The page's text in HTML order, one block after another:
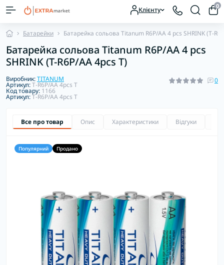
Клієнту 0
Батарейки Батарейка сольова Titanum R6P/AA 4 pcs SHRINK (T-
Батарейка сольова Titanum R6P/AA 4 pcs
SHRINK (T-R6P/AA 4pcs T)
Виробник:TITANUM
Артикул:T-R6P/AA 4pcs T
Код товару: 1166
Артикул:T-R6P/AA 4pcs T
0
Все про товар Опис Характеристики Відгуки
Популярний Продано